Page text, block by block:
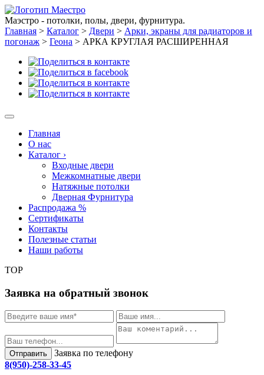
Маэстро - потолки, полы, двери, фурнитура.
Главная > Каталог > Двери > Арки, экраны для радиаторов и
погонаж > Геона > АРКА КРУГЛАЯ РАСШИРЕННАЯ
Главная
О нас
Каталог ›
Входные двери
Межкомнатные двери
Натяжные потолки
Дверная Фурнитура
Распродажа %
Сертификаты
Контакты
Полезные статьи
Наши работы
TOP
Заявка на обратный звонок
Отправить
Заявка по телефону
8(950)-258-33-45